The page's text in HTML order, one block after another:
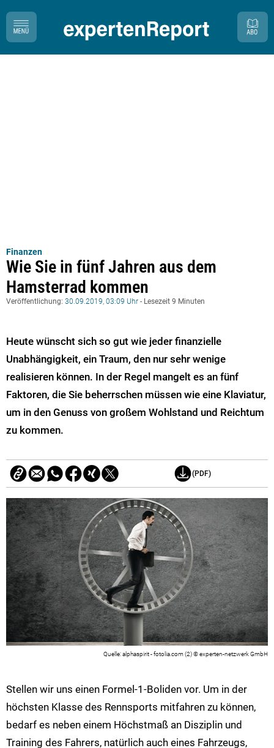
Finanzen
Wie Sie in fünf Jahren aus dem
Hamsterrad kommen
Veröffentlichung: 30.09.2019, 03:09 Uhr - Lesezeit 9 Minuten
Heute wünscht sich so gut wie jeder finanzielle
Unabhängigkeit, ein Traum, den nur sehr wenige
realisieren können. In der Regel mangelt es an fünf
Faktoren, die Sie beherrschen müssen wie eine Klaviatur,
um in den Genuss von großem Wohlstand und Reichtum
zu kommen.
(PDF)
alphaspirit - fotolia.com (2) © experten-netzwerk GmbH
Stellen wir uns einen Formel-1-Boliden vor. Um in der
höchsten Klasse des Rennsports mitfahren zu können,
bedarf es neben einem Höchstmaß an Disziplin und
Training des Fahrers, natürlich auch eines Fahrzeugs,